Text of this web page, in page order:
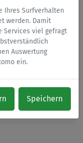
Ihres Surfverhalten
werden. Damit
Services viel gefragt
Auswertung
ein.
Speichern